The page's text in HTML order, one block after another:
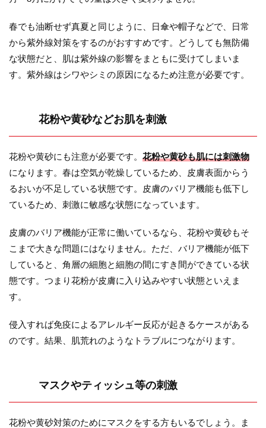
春でも油断せず真夏と同じように、日傘や帽子などで、日常
から紫外線対策をするのがおすすめです。どうしても無防備
な状態だと、肌は紫外線の影響をまともに受けてしまいま
す。紫外線はシワやシミの原因になるため注意が必要です。
花粉や黄砂などお肌を刺激
花粉や黄砂にも注意が必要です。 花粉や黄砂も肌には刺激物
になります。春は空気が乾燥しているため、皮膚表面からう
るおいが不足している状態です。皮膚のバリア機能も低下し
ているため、刺激に敏感な状態になっています。
皮膚のバリア機能が正常に働いているなら、花粉や黄砂もそ
こまで大きな問題にはなりません。ただ、バリア機能が低下
していると、角層の細胞と細胞の間にすき間ができている状
態です。つまり花粉が皮膚に入り込みやすい状態といえま
す。
侵入すれば免疫によるアレルギー反応が起きるケースがある
のです。結果、肌荒れのようなトラブルにつながります。
マスクやティッシュ等の刺激
花粉や黄砂対策のためにマスクをする方もいるでしょう。ま